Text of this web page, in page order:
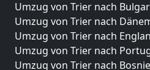
Umzug von Trier nach
Umzug von Trier nach
Umzug von Trier nach
Umzug von Trier nach
Umzug von Trier nach